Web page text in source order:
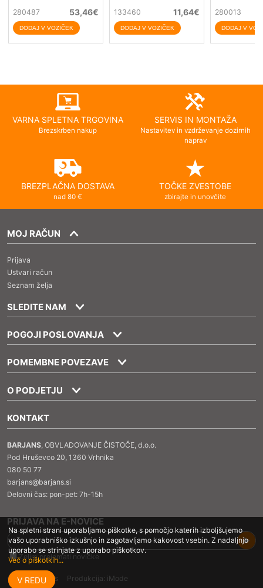
280487 53,46€ 133460 11,64€ 280013
VARNA SPLETNA TRGOVINA
Brezskrben nakup
SERVIS IN MONTAŽA
Nastavitev in vzdrževanje dozirnih
naprav
BREZPLAČNA DOSTAVA
nad 80 €
TOČKE ZVESTOBE
zbirajte in unovčite
MOJ RAČUN
Prijava
Ustvari račun
Seznam želja
SLEDITE NAM
POGOJI POSLOVANJA
POMEMBNE POVEZAVE
O PODJETJU
KONTAKT
BARJANS , OBVLADOVANJE ČISTOČE, d.o.o.
Pod Hruševco 20, 1360 Vrhnika
080 50 77
barjans@barjans.si
Delovni čas: pon-pet: 7h-15h
PRIJAVA NA E-NOVICE
Želim prejemati novičke
©2026 Barjans Produkcija: iMode
Na spletni strani uporabljamo piškotke, s pomočjo katerih izboljšujemo
vašo uporabniško izkušnjo in zagotavljamo kakovost vsebin. Z nadaljnjo
uporabo se strinjate z uporabo piškotkov.
Več o piškotkih...
V REDU